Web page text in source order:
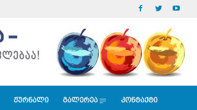
ჟურნალი გალერეა კონტაქტი